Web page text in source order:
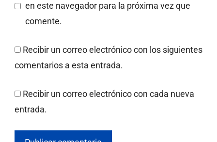
en este navegador para la próxima vez que
comente.
Recibir un correo electrónico con los siguientes
comentarios a esta entrada.
Recibir un correo electrónico con cada nueva
entrada.